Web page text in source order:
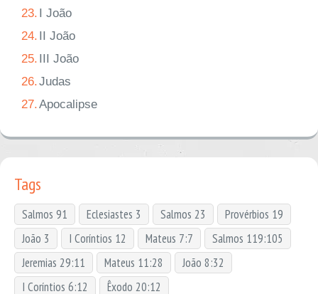
23. I João
24. II João
25. III João
26.Judas
27.Apocalipse
Tags
Salmos 91 Eclesiastes 3 Salmos 23
Provérbios 19
João 3
I Coríntios 12 Mateus 7:7
Salmos 119:105
Jeremias 29:11
Mateus 11:28
João 8:32
I Coríntios 6:12
Êxodo 20:12